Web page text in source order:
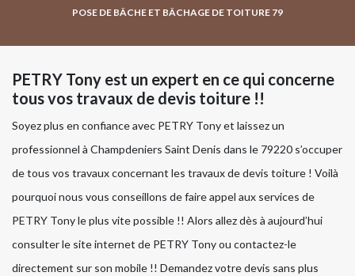
POSE DE BÂCHE ET BÂCHAGE DE TOITURE 79
PETRY Tony est un expert en ce qui concerne
tous vos travaux de devis toiture !!
Soyez plus en confiance avec PETRY Tony et laissez un
professionnel à Champdeniers Saint Denis dans le 79220 s’occuper
de tous vos travaux concernant les travaux de devis toiture ! Voilà
pourquoi nous vous conseillons de faire appel aux services de
PETRY Tony le plus vite possible !! Alors allez dès à aujourd’hui
consulter le site internet de PETRY Tony ou contactez-le
directement sur son mobile !! Demandez votre devis sans plus